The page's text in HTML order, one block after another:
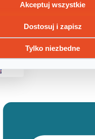
Kariera
Akceptuj wszystkie
Dostosuj i zapisz
Tylko niezbedne